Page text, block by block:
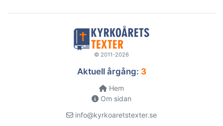
© 2011-2026
Aktuell årgång: 3
Hem
Om sidan
info@kyrkoaretstexter.se